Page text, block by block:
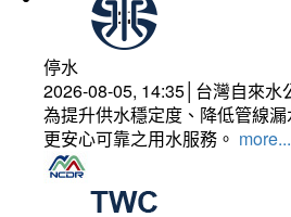
停水
2026-08-05, 14:35│台灣自來水
為提升供水穩定度、降低管線
更安心可靠之用水服務。 more...